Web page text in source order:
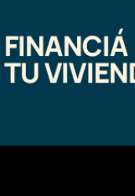
a todo el plantel
laborales y
y ámbito de
de Gabinete;